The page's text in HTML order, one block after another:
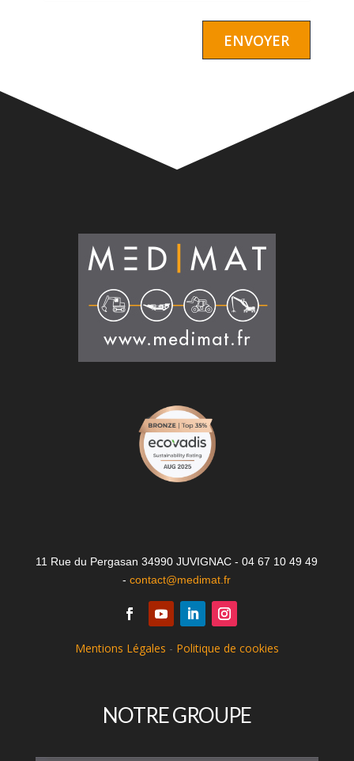
11 Rue du Pergasan 34990 JUVIGNAC - 04 67 10 49 49
-contact@medimat.fr
Mentions Légales - Politique de cookies
NOTRE GROUPE